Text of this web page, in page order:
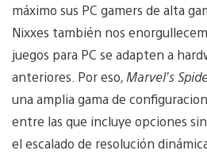
máximo sus PC gamers de alta
Nixxes también nos
juegos para PC se adapten a
anteriores. Por eso, Marvel’s
una amplia gama de
entre las que incluye opciones
el escalado de resolución